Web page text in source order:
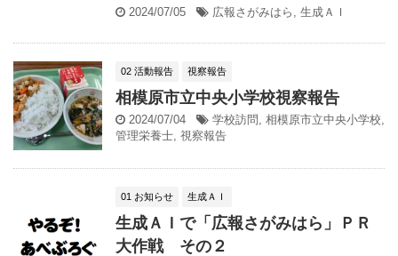
2024/07/05 広報さがみはら , 生成ＡＩ
02 活動報告 視察報告
相模原市立中央小学校視察報告
2024/07/04 学校訪問 , 相模原市立中央小学校,
管理栄養士, 視察報告
01 お知らせ 生成ＡＩ
生成ＡＩで「広報さがみはら」ＰＲ
大作戦 その２